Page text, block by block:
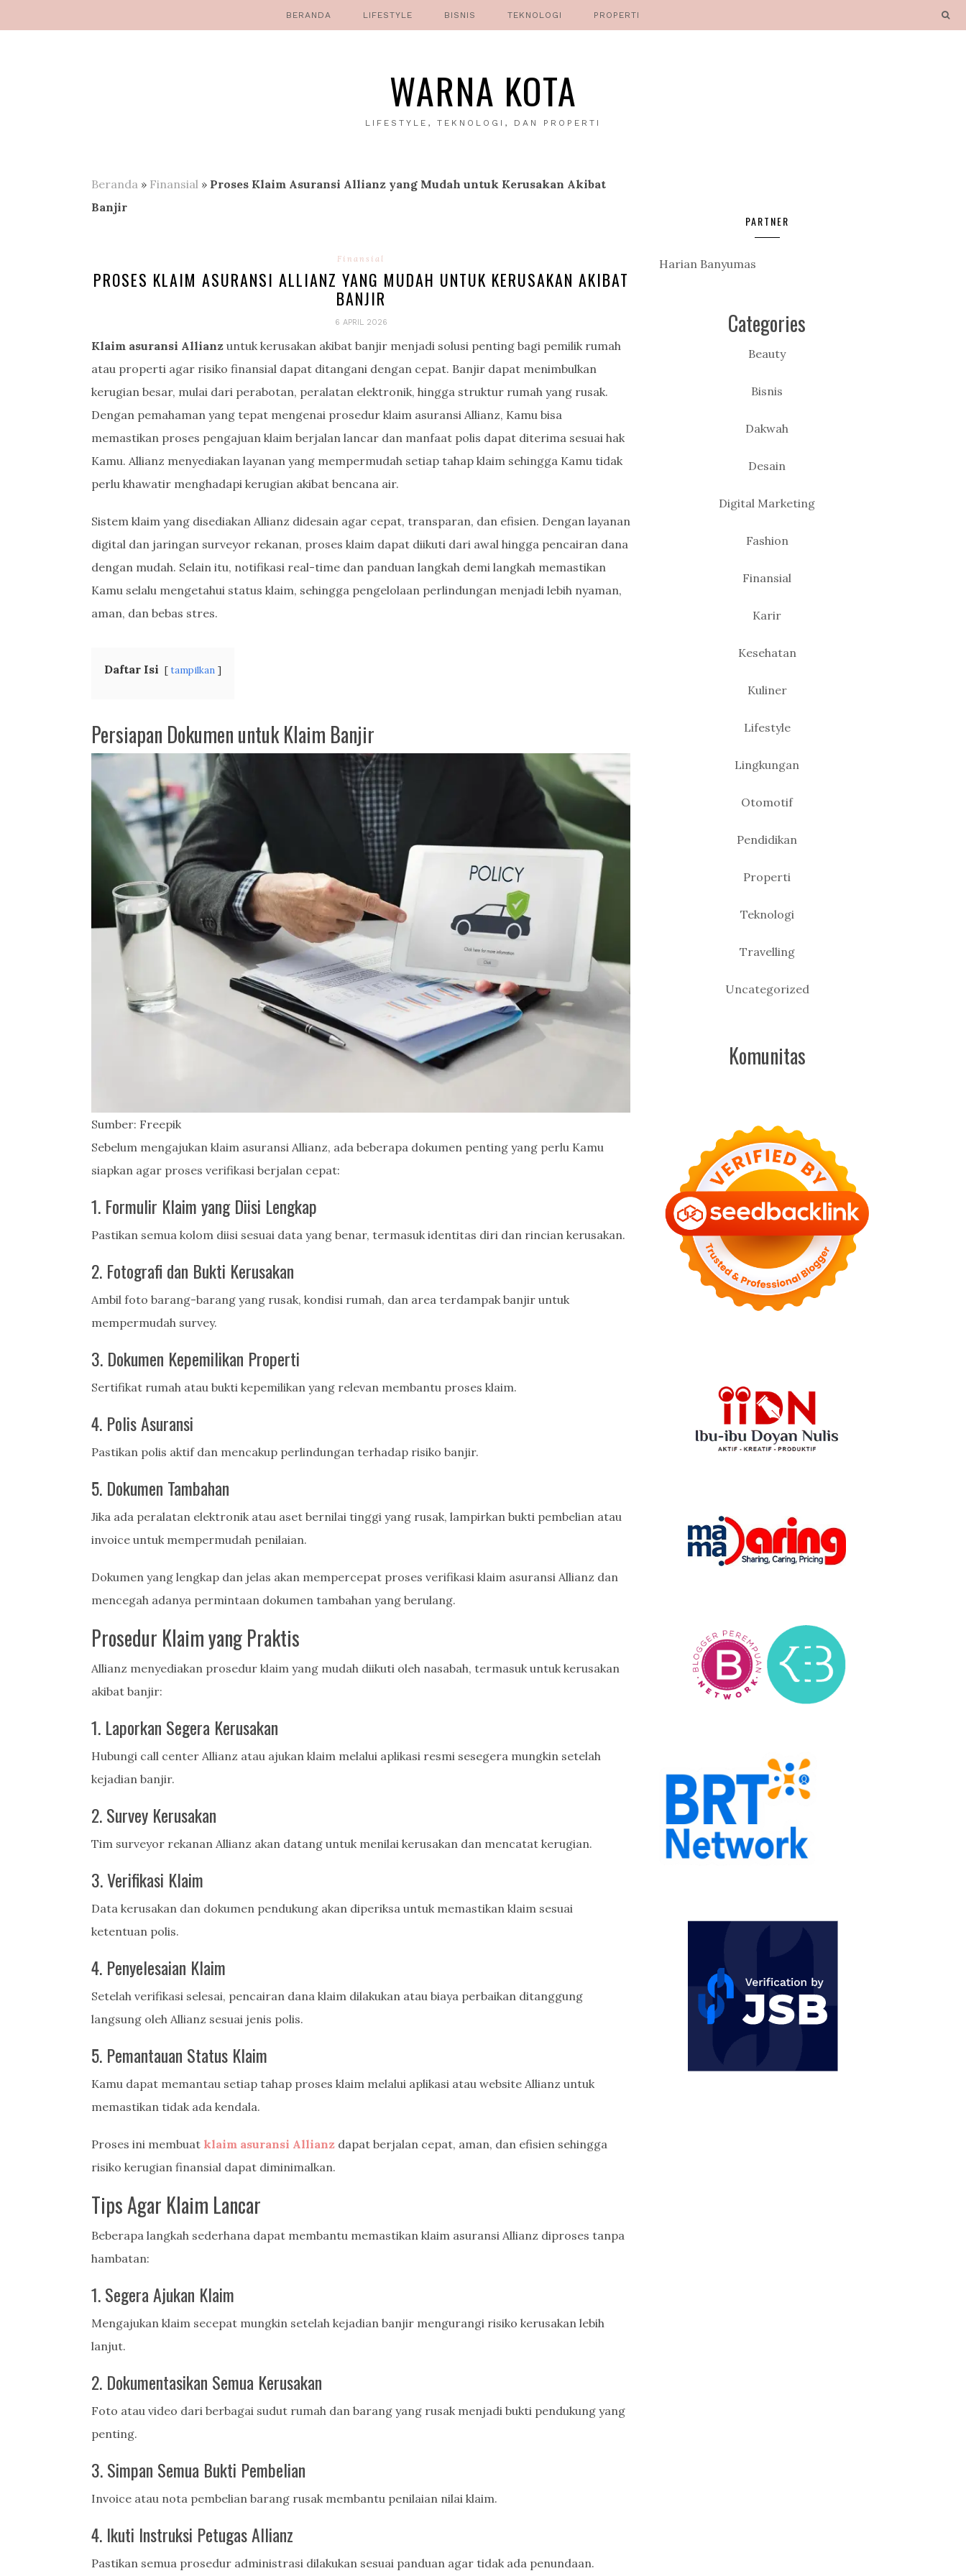
BERANDA LIFESTYLE BISNIS TEKNOLOGI PROPERTI
WARNA KOTA
LIFESTYLE, TEKNOLOGI, DAN PROPERTI
Beranda » Finansial » Proses Klaim Asuransi Allianz yang Mudah untuk Kerusakan Akibat
Banjir
Finansial
PROSES KLAIM ASURANSI ALLIANZ YANG MUDAH UNTUK KERUSAKAN AKIBAT
BANJIR
6 APRIL 2026
Klaim asuransi Allianz untuk kerusakan akibat banjir menjadi solusi penting bagi pemilik rumah
atau properti agar risiko finansial dapat ditangani dengan cepat. Banjir dapat menimbulkan
kerugian besar, mulai dari perabotan, peralatan elektronik, hingga struktur rumah yang rusak.
Dengan pemahaman yang tepat mengenai prosedur klaim asuransi Allianz, Kamu bisa
memastikan proses pengajuan klaim berjalan lancar dan manfaat polis dapat diterima sesuai hak
Kamu. Allianz menyediakan layanan yang mempermudah setiap tahap klaim sehingga Kamu tidak
perlu khawatir menghadapi kerugian akibat bencana air.
Sistem klaim yang disediakan Allianz didesain agar cepat, transparan, dan efisien. Dengan layanan
digital dan jaringan surveyor rekanan, proses klaim dapat diikuti dari awal hingga pencairan dana
dengan mudah. Selain itu, notifikasi real-time dan panduan langkah demi langkah memastikan
Kamu selalu mengetahui status klaim, sehingga pengelolaan perlindungan menjadi lebih nyaman,
aman, dan bebas stres.
Daftar Isi tampilkan
Persiapan Dokumen untuk Klaim Banjir
Sumber: Freepik
Sebelum mengajukan klaim asuransi Allianz, ada beberapa dokumen penting yang perlu Kamu
siapkan agar proses verifikasi berjalan cepat:
1. Formulir Klaim yang Diisi Lengkap
Pastikan semua kolom diisi sesuai data yang benar, termasuk identitas diri dan rincian kerusakan.
2. Fotografi dan Bukti Kerusakan
Ambil foto barang-barang yang rusak, kondisi rumah, dan area terdampak banjir untuk
mempermudah survey.
3. Dokumen Kepemilikan Properti
Sertifikat rumah atau bukti kepemilikan yang relevan membantu proses klaim.
4. Polis Asuransi
Pastikan polis aktif dan mencakup perlindungan terhadap risiko banjir.
5. Dokumen Tambahan
Jika ada peralatan elektronik atau aset bernilai tinggi yang rusak, lampirkan bukti pembelian atau
invoice untuk mempermudah penilaian.
Dokumen yang lengkap dan jelas akan mempercepat proses verifikasi klaim asuransi Allianz dan
mencegah adanya permintaan dokumen tambahan yang berulang.
Prosedur Klaim yang Praktis
Allianz menyediakan prosedur klaim yang mudah diikuti oleh nasabah, termasuk untuk kerusakan
akibat banjir:
1. Laporkan Segera Kerusakan
Hubungi call center Allianz atau ajukan klaim melalui aplikasi resmi sesegera mungkin setelah
kejadian banjir.
2. Survey Kerusakan
Tim surveyor rekanan Allianz akan datang untuk menilai kerusakan dan mencatat kerugian.
3. Verifikasi Klaim
Data kerusakan dan dokumen pendukung akan diperiksa untuk memastikan klaim sesuai
ketentuan polis.
4. Penyelesaian Klaim
Setelah verifikasi selesai, pencairan dana klaim dilakukan atau biaya perbaikan ditanggung
langsung oleh Allianz sesuai jenis polis.
5. Pemantauan Status Klaim
Kamu dapat memantau setiap tahap proses klaim melalui aplikasi atau website Allianz untuk
memastikan tidak ada kendala.
Proses ini membuat klaim asuransi Allianz dapat berjalan cepat, aman, dan efisien sehingga
risiko kerugian finansial dapat diminimalkan.
Tips Agar Klaim Lancar
Beberapa langkah sederhana dapat membantu memastikan klaim asuransi Allianz diproses tanpa
hambatan:
1. Segera Ajukan Klaim
Mengajukan klaim secepat mungkin setelah kejadian banjir mengurangi risiko kerusakan lebih
lanjut.
2. Dokumentasikan Semua Kerusakan
Foto atau video dari berbagai sudut rumah dan barang yang rusak menjadi bukti pendukung yang
penting.
3. Simpan Semua Bukti Pembelian
Invoice atau nota pembelian barang rusak membantu penilaian nilai klaim.
4. Ikuti Instruksi Petugas Allianz
Pastikan semua prosedur administrasi dilakukan sesuai panduan agar tidak ada penundaan.
PARTNER
Harian Banyumas
Categories
Beauty
Bisnis
Dakwah
Desain
Digital Marketing
Fashion
Finansial
Karir
Kesehatan
Kuliner
Lifestyle
Lingkungan
Otomotif
Pendidikan
Properti
Teknologi
Travelling
Uncategorized
Komunitas